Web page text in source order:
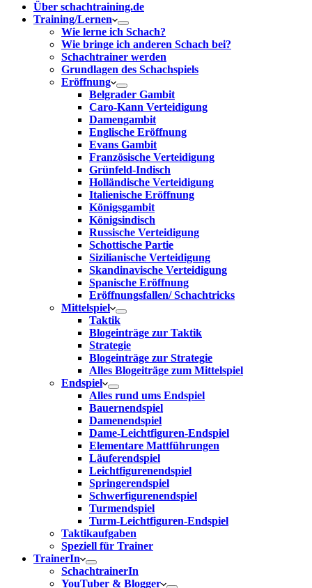
Über schachtraining.de
Training/Lernen
Wie lerne ich Schach?
Wie bringe ich anderen Schach bei?
Schachtrainer werden
Grundlagen des Schachspiels
Eröffnung
Belgrader Gambit
Caro-Kann Verteidigung
Damengambit
Englische Eröffnung
Evans Gambit
Französische Verteidigung
Grünfeld-Indisch
Holländische Verteidigung
Italienische Eröffnung
Königsgambit
Königsindisch
Russische Verteidigung
Schottische Partie
Sizilianische Verteidigung
Skandinavische Verteidigung
Spanische Eröffnung
Eröffnungsfallen/ Schachtricks
Mittelspiel
Taktik
Blogeinträge zur Taktik
Strategie
Blogeinträge zur Strategie
Alles Blogeiträge zum Mittelspiel
Endspiel
Alles rund ums Endspiel
Bauernendspiel
Damenendspiel
Dame-Leichtfiguren-Endspiel
Elementare Mattführungen
Läuferendspiel
Leichtfigurenendspiel
Springerendspiel
Schwerfigurenendspiel
Turmendspiel
Turm-Leichtfiguren-Endspiel
Taktikaufgaben
Speziell für Trainer
TrainerIn
SchachtrainerIn
YouTuber & Blogger